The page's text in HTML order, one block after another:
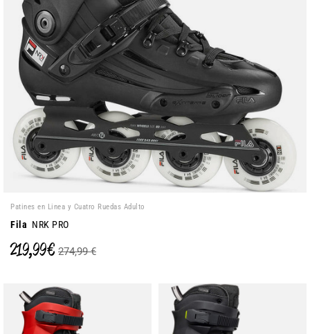
Patines en Linea y Cuatro Ruedas Adulto
Fila NRK PRO
219,99 € 274,99 €